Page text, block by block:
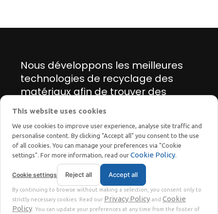
Nous développons les meilleures
technologies de recyclage des
matériaux afin de trouver des
solutions innovantes pour la
transition énergétique et écologique.
STOKKERMILL | SELTEK SRL© 2023 | P. Iva. IT02360630301 |Privacy |Terms
This website uses cookies
We use cookies to improve user experience, analyse site traffic and
personalise content. By clicking "Accept all" you consent to the use
of all cookies. You can manage your preferences via "Cookie
settings". For more information, read our Cookie Policy.
Cookie settings Reject all Accept all
By continuing to browse without making a selection, you consent only to
strictly necessary cookies. Read our Privacy Policy and Cookie
Policy . You can update your preferences at any time from the footer of